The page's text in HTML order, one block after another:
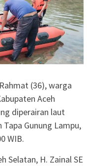
Rahmat (36), warga
Aceh
diperairan laut
Gunung Lampu,
WIB.
Selatan, H. Zainal SE